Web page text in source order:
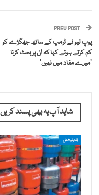
PREV POST
پوپ لیو نے ٹرمپ کے ساتھ جھگڑے کو
کم کرتے ہوئے کہا کہ ان پر بحث کرنا
‘میرے مفاد میں نہیں’
شاید آپ یہ بھی پسند کریں
انٹرنیشنل